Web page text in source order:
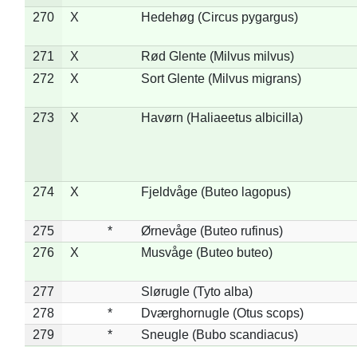
270 X Hedehøg (Circus pygargus)
271 X
Rød Glente (Milvus milvus)
272
X Sort Glente (Milvus migrans)
273 X Havørn (Haliaeetus albicilla)
274 X Fjeldvåge (Buteo lagopus)
275 *
Ørnevåge (Buteo rufinus)
276
X Musvåge (Buteo buteo)
277
Slørugle (Tyto alba)
278
*
Dværghornugle (Otus scops)
279
*
Sneugle (Bubo scandiacus)